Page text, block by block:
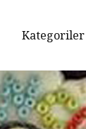
Kategoriler